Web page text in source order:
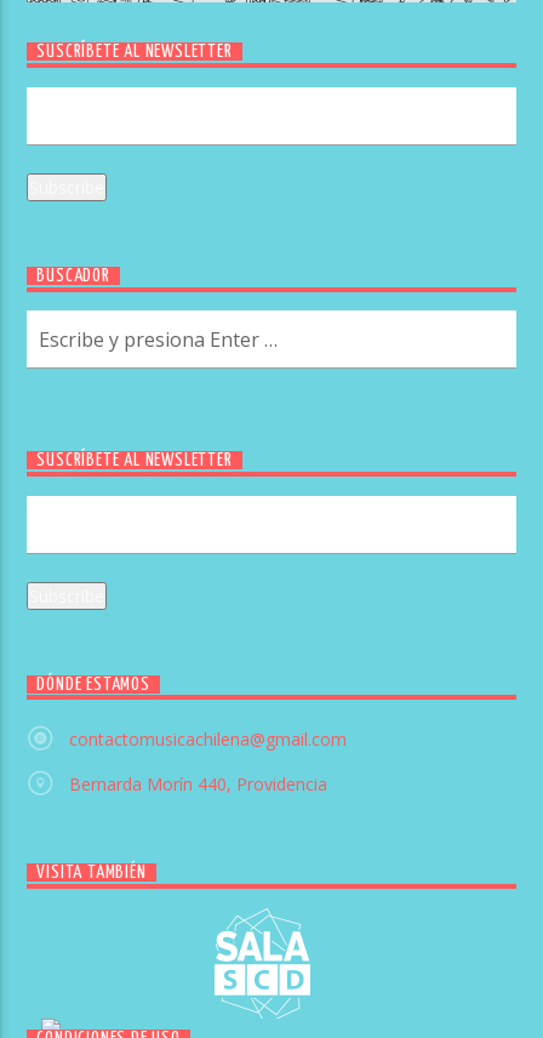
SUSCRÍBETE AL NEWSLETTER
BUSCADOR
SUSCRÍBETE AL NEWSLETTER
DÓNDE ESTAMOS
contactomusicachilena@gmail.com
Bernarda Morín 440, Providencia
VISITA TAMBIÉN